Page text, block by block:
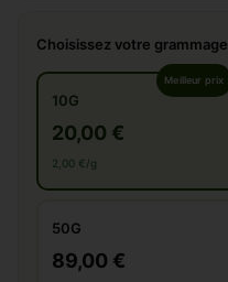
Choisissez votre grammage
Meilleur prix
10G
20,00 €
2,00 €/g
50G
89,00 €